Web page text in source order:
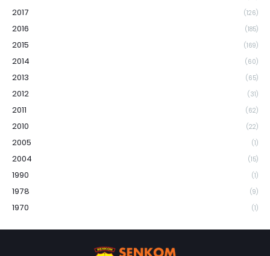
2017 (126)
2016 (185)
2015 (169)
2014 (60)
2013 (65)
2012 (31)
2011 (62)
2010 (22)
2005 (1)
2004 (15)
1990 (1)
1978 (9)
1970 (1)